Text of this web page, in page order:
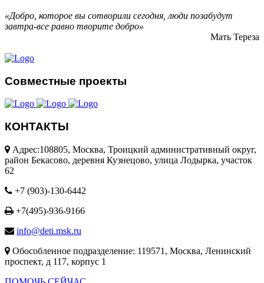
«Добро, которое вы сотворили сегодня, люди позабудут
завтра-все равно творите добро»
Мать Тереза
Совместные проекты
КОНТАКТЫ
Адрес:108805, Москва, Троицкий административный округ,
район Бекасово, деревня Кузнецово, улица Лодырка, участок
62
+7 (903)-130-6442
+7(495)-936-9166
info@deti.msk.ru
Обособленное подразделение: 119571, Москва, Ленинский
проспект, д 117, корпус 1